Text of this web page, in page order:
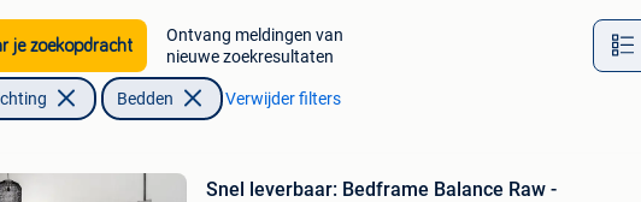
je zoekopdracht
Ontvang meldingen van
nieuwe zoekresultaten
Bedden Verwijder filters
Snel leverbaar: Bedframe Balance Raw -